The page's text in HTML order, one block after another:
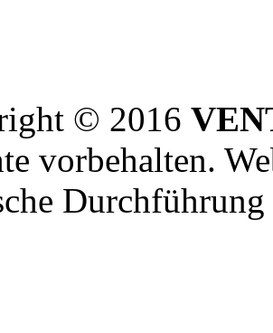
© 2016
vorbehalten.